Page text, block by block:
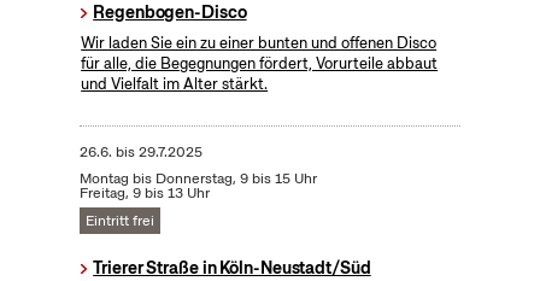
Regenbogen-Disco
Wir laden Sie ein zu einer bunten und offenen Disco
für alle, die Begegnungen fördert, Vorurteile abbaut
und Vielfalt im Alter stärkt.
26.6. bis29.7.2025
Montag bis Donnerstag, 9 bis 15 Uhr
Freitag, 9 bis 13 Uhr
Eintritt frei
Trierer Straße in Köln-Neustadt/Süd